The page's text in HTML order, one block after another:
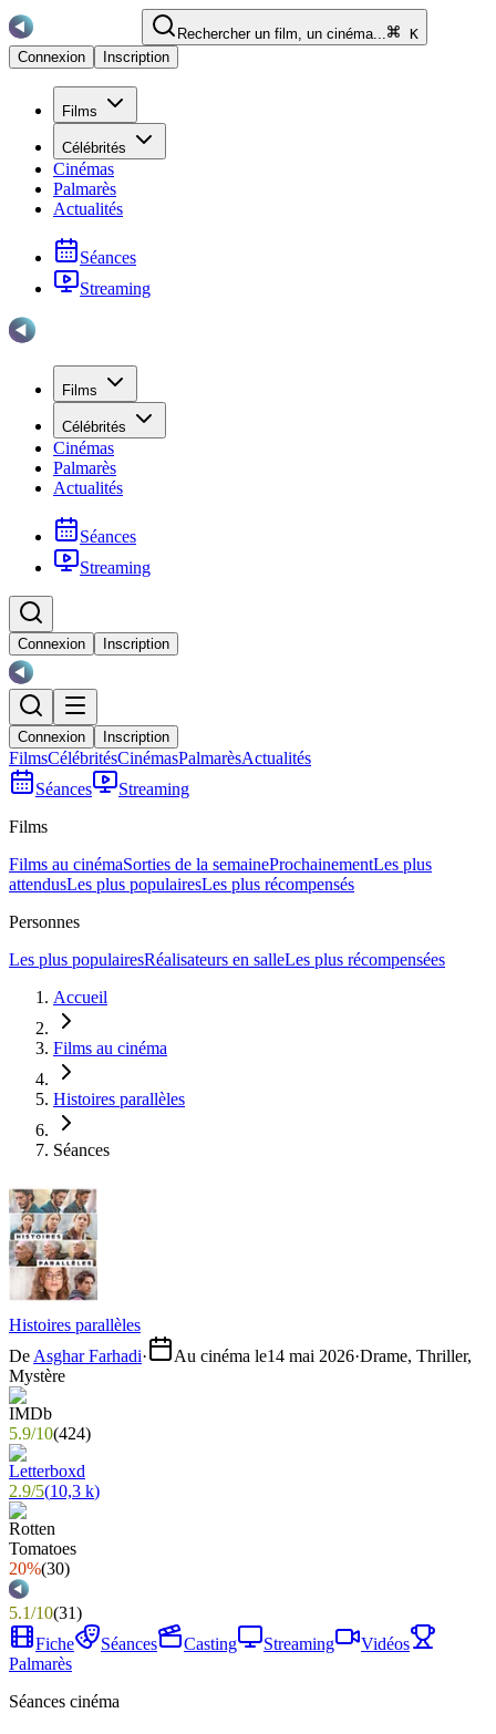
Rechercher un film, un cinéma...
K
Connexion
Inscription
Films
Célébrités
Cinémas
Palmarès
Actualités
Séances
Streaming
Films
Célébrités
Cinémas
Palmarès
Actualités
Séances
Streaming
Connexion Inscription
Connexion Inscription
FilmsCélébritésCinémasPalmarèsActualités
Séances
Streaming
Films
Films au cinémaSorties de la semaineProchainementLes plus
attendusLes plus populairesLes plus récompensés
Personnes
Les plus populairesRéalisateurs en salleLes plus récompensées
Accueil
Films au cinéma
Histoires parallèles
Séances
Histoires parallèles
De Asghar Farhadi· Au cinéma le14 mai 2026·Drame, Thriller,
Mystère
5.9/10(424)
2.9/5(10,3 k)
20%(30)
5.1/10(31)
Fiche
Séances Casting Streaming
Vidéos
Palmarès
Séances cinéma